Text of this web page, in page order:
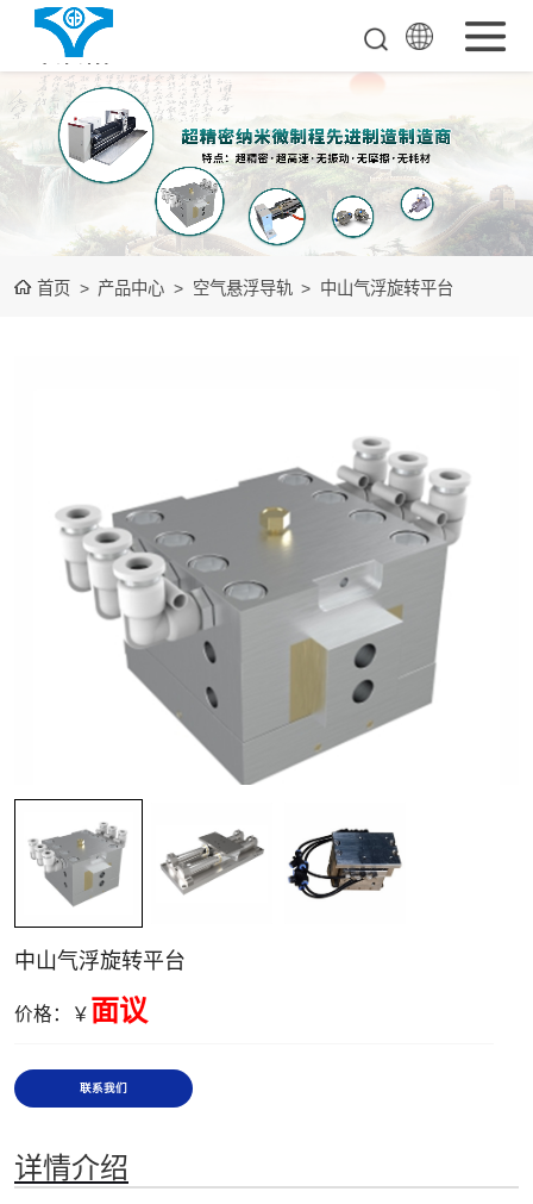
首页 > 产品中心 > 空气悬浮导轨 > 中山气浮旋转平台
中山气浮旋转平台
价格：￥ 面议
联系我们
详情介绍
超超精密工业母
单点金钢石车床
空气悬浮导轨
测量检测整机
空气电主轴与转